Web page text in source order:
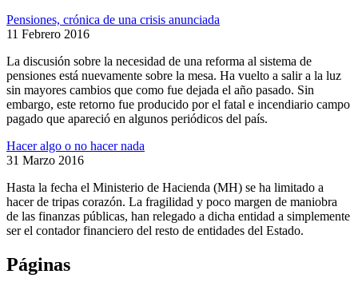
Pensiones, crónica de una crisis anunciada
11 Febrero 2016
La discusión sobre la necesidad de una reforma al sistema de
pensiones está nuevamente sobre la mesa. Ha vuelto a salir a la luz
sin mayores cambios que como fue dejada el año pasado. Sin
embargo, este retorno fue producido por el fatal e incendiario campo
pagado que apareció en algunos periódicos del país.
Hacer algo o no hacer nada
31 Marzo 2016
Hasta la fecha el Ministerio de Hacienda (MH) se ha limitado a
hacer de tripas corazón. La fragilidad y poco margen de maniobra
de las finanzas públicas, han relegado a dicha entidad a simplemente
ser el contador financiero del resto de entidades del Estado.
Páginas